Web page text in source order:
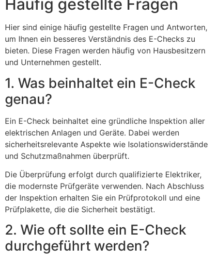
Häufig gestellte Fragen
Hier sind einige häufig gestellte Fragen und Antworten,
um Ihnen ein besseres Verständnis des E-Checks zu
bieten. Diese Fragen werden häufig von Hausbesitzern
und Unternehmen gestellt.
1. Was beinhaltet ein E-Check
genau?
Ein E-Check beinhaltet eine gründliche Inspektion aller
elektrischen Anlagen und Geräte. Dabei werden
sicherheitsrelevante Aspekte wie Isolationswiderstände
und Schutzmaßnahmen überprüft.
Die Überprüfung erfolgt durch qualifizierte Elektriker,
die modernste Prüfgeräte verwenden. Nach Abschluss
der Inspektion erhalten Sie ein Prüfprotokoll und eine
Prüfplakette, die die Sicherheit bestätigt.
2. Wie oft sollte ein E-Check
durchgeführt werden?